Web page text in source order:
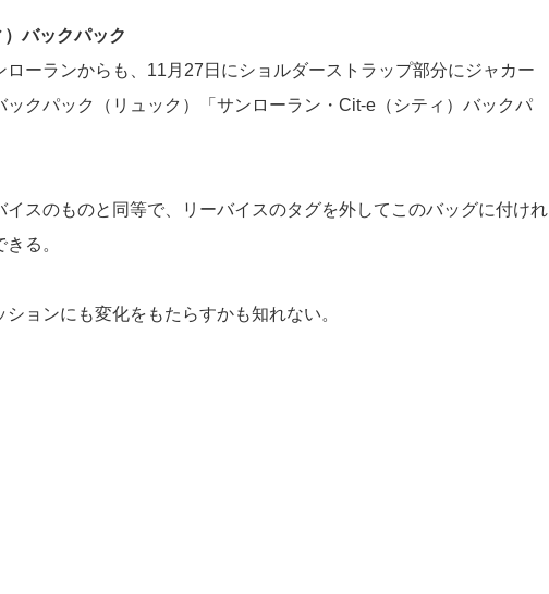
バックパック
ーランからも、11月27日にショルダーストラップ部分にジャカー
ックパック（リュック）「サンローラン・Cit-e（シティ）バックパ
スのものと同等で、リーバイスのタグを外してこのバッグに付けれ
る。
ョンにも変化をもたらすかも知れない。